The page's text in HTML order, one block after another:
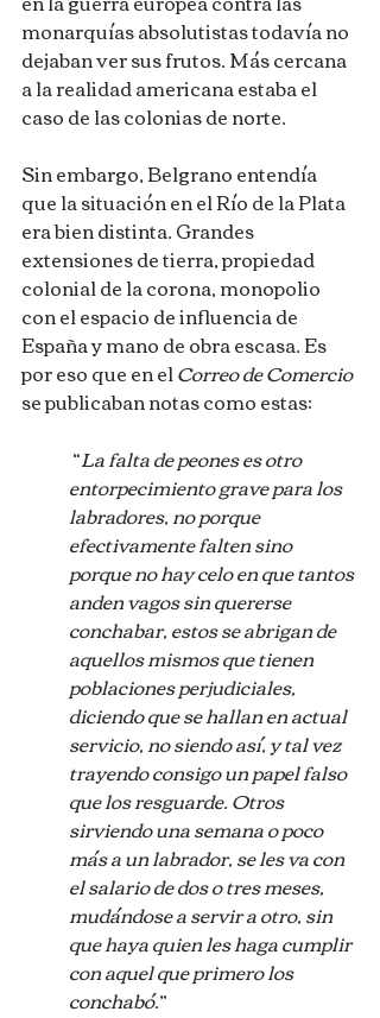
monarquías absolutistas todavía no
dejaban ver sus frutos. Más cercana
a la realidad americana estaba el
caso de las colonias de norte.
Sin embargo, Belgrano entendía
que la situación en el Río de la Plata
era bien distinta. Grandes
extensiones de tierra, propiedad
colonial de la corona, monopolio
con el espacio de influencia de
España y mano de obra escasa. Es
por eso que en el Correo de Comercio
se publicaban notas como estas:
“La falta de peones es otro
entorpecimiento grave para los
labradores, no porque
efectivamente falten sino
porque no hay celo en que tantos
anden vagos sin quererse
conchabar, estos se abrigan de
aquellos mismos que tienen
poblaciones perjudiciales,
diciendo que se hallan en actual
servicio, no siendo así, y tal vez
trayendo consigo un papel falso
que los resguarde. Otros
sirviendo una semana o poco
más a un labrador, se les va con
el salario de dos o tres meses,
mudándose a servir a otro, sin
que haya quien les haga cumplir
con aquel que primero los
conchabó.”